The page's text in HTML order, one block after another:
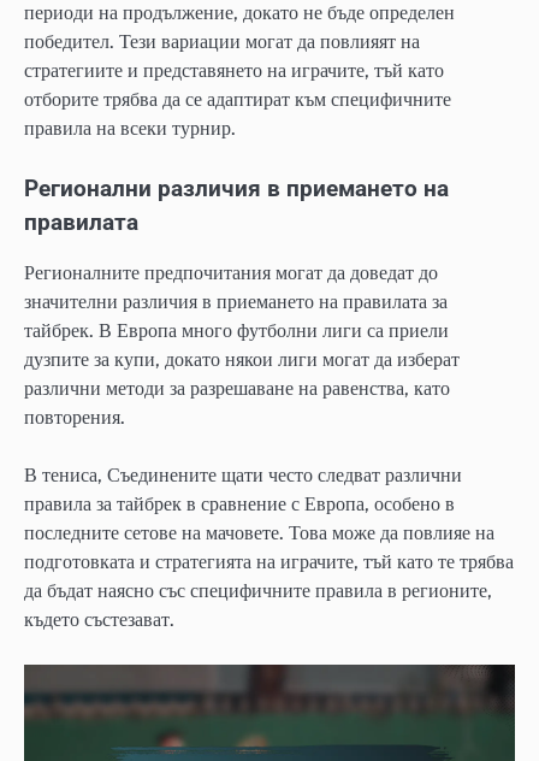
периоди на продължение, докато не бъде определен
победител. Тези вариации могат да повлияят на
стратегиите и представянето на играчите, тъй като
отборите трябва да се адаптират към специфичните
правила на всеки турнир.
Регионални различия в приемането на
правилата
Регионалните предпочитания могат да доведат до
значителни различия в приемането на правилата за
тайбрек. В Европа много футболни лиги са приели
дузпите за купи, докато някои лиги могат да изберат
различни методи за разрешаване на равенства, като
повторения.
В тениса, Съединените щати често следват различни
правила за тайбрек в сравнение с Европа, особено в
последните сетове на мачовете. Това може да повлияе на
подготовката и стратегията на играчите, тъй като те трябва
да бъдат наясно със специфичните правила в регионите,
където състезават.